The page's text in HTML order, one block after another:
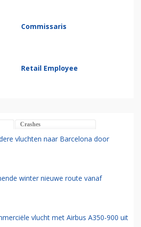
Commissaris
Retail Employee
Crashes
vluchten naar Barcelona door
winter nieuwe route vanaf
vlucht met Airbus A350-900 uit